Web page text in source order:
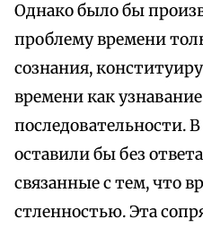
Однако было бы
проблему времени
сознания,
времени как
последовательности.
оставили бы без
связанные с тем, что
стленностью. Эта